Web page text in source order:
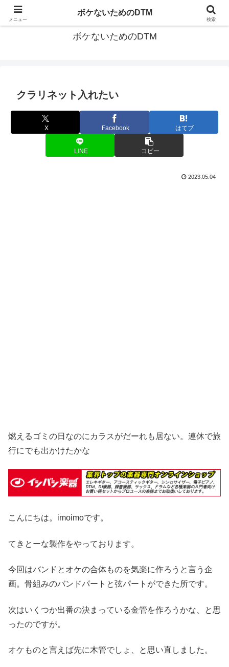
ゆる～く続ける音楽制作のあれこれや昔ばなし
ボケないためのDTM
クラリネット入れたい
X Facebook はてブ
LINE コピー
2023.05.04
燃えるゴミの日なのにカラスがだーれも居ない。連休で旅
行にでも出かけたかな
こんにちは。imoimoです。
てきとーな製作をやっております。
今回はバンドとオケの合体ものを気楽に作ろうと言う企
画。骨組みのバンドパートと弦パートができた所です。
次はいくつか出番の決まっている金管を作ろうかな、と思
ったのですが。
オケものと言えば先に木管でしょ、と思い直しました。
メニュー
ボケないためのDTM
検索